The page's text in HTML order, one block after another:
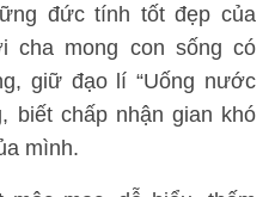
đức tính tốt đẹp của
cha mong con sống có
giữ đạo lí “Uống nước
biết chấp nhận gian khó
mình.